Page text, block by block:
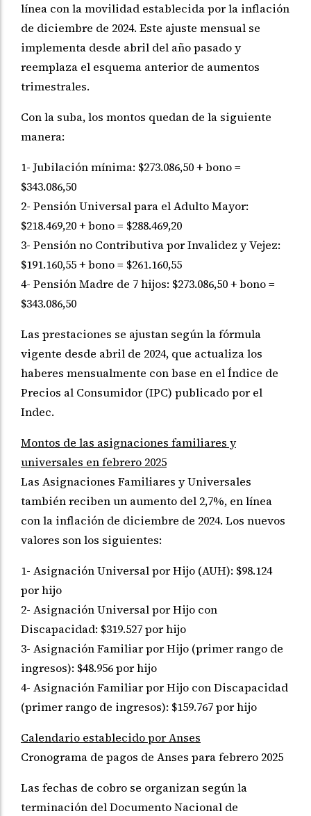
línea con la movilidad establecida por la inflación
de diciembre de 2024. Este ajuste mensual se
implementa desde abril del año pasado y
reemplaza el esquema anterior de aumentos
trimestrales.
Con la suba, los montos quedan de la siguiente
manera:
1- Jubilación mínima: $273.086,50 + bono =
$343.086,50
2- Pensión Universal para el Adulto Mayor:
$218.469,20 + bono = $288.469,20
3- Pensión no Contributiva por Invalidez y Vejez:
$191.160,55 + bono = $261.160,55
4- Pensión Madre de 7 hijos: $273.086,50 + bono =
$343.086,50
Las prestaciones se ajustan según la fórmula
vigente desde abril de 2024, que actualiza los
haberes mensualmente con base en el Índice de
Precios al Consumidor (IPC) publicado por el
Indec.
Montos de las asignaciones familiares y
universales en febrero 2025
Las Asignaciones Familiares y Universales
también reciben un aumento del 2,7%, en línea
con la inflación de diciembre de 2024. Los nuevos
valores son los siguientes:
1- Asignación Universal por Hijo (AUH): $98.124
por hijo
2- Asignación Universal por Hijo con
Discapacidad: $319.527 por hijo
3- Asignación Familiar por Hijo (primer rango de
ingresos): $48.956 por hijo
4- Asignación Familiar por Hijo con Discapacidad
(primer rango de ingresos): $159.767 por hijo
Calendario establecido por Anses
Cronograma de pagos de Anses para febrero 2025
Las fechas de cobro se organizan según la
terminación del Documento Nacional de